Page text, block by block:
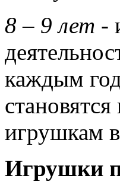
8 – 9 лет -
каждым
игрушкам
Игрушки